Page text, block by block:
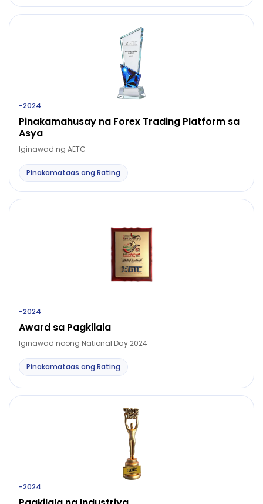
-2024
Pinakamahusay na Forex Trading Platform sa
Asya
Iginawad ng AETC
Pinakamataas ang Rating
-2024
Award sa Pagkilala
Iginawad noong National Day 2024
Pinakamataas ang Rating
-2024